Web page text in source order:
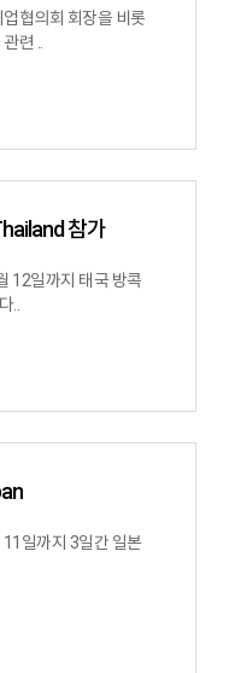
협의회 회장을 비롯
련 ..
참가
12일까지 태국 방콕
..
일까지 3일간 일본